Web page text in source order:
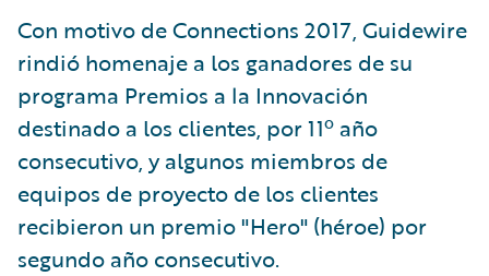
Con motivo de Connections 2017, Guidewire
rindió homenaje a los ganadores de su
programa Premios a la Innovación
destinado a los clientes, por 11º año
consecutivo, y algunos miembros de
equipos de proyecto de los clientes
recibieron un premio "Hero" (héroe) por
segundo año consecutivo.